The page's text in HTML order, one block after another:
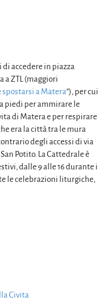
accedere in piazza
a ZTL (maggiori
spostarsi a Matera“), per cui
piedi per ammirare le
di Matera e per respirare
era la città tra le mura
degli accessi di via
Potito. La Cattedrale è
dalle 9 alle 16 durante i
le celebrazioni liturgiche,
Civita